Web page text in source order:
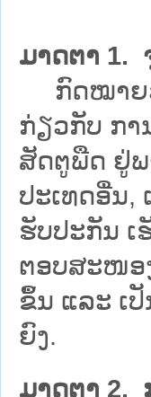
ມາດຕາ 1.
ກົດໝາຍວ່
ກ່ຽວກັບ ກາ
ສັດຕູພືດ ຢູ່ພ
ປະເທດອື່ນ,
ຮັບປະກັນ
ຕອບສະໜອ
ຂຶ້ນ ແລະ ເ
ຍົງ.
ມາດຕາ 2.